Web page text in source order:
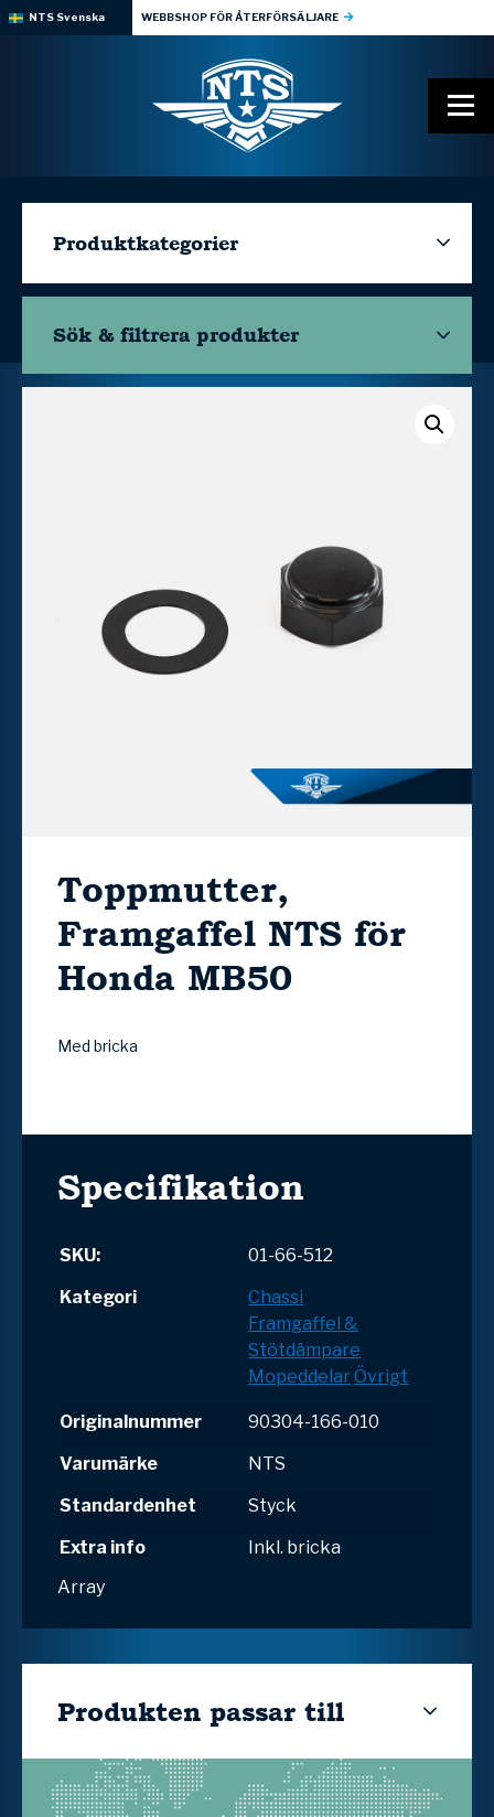
NTS Svenska WEBBSHOP FÖR ÅTERFÖRSÄLJARE
Produktkategorier
Sök & filtrera produkter
Toppmutter,
Framgaffel NTS för
Honda MB50
Med bricka
Specifikation
SKU:
01-66-512
Kategori
Chassi
Framgaffel &
Stötdämpare
MopeddelarÖvrigt
Originalnummer
90304-166-010
Varumärke
NTS
Standardenhet
Styck
Extra info
Inkl. bricka
Array
Produkten passar till